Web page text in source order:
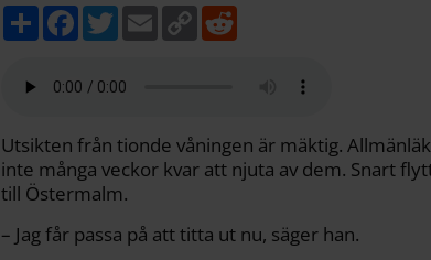
D
e
F
b
k
T
w
t
E
m
C
o
k
Utsikten från tionde våningen är mäktig.
inte många veckor kvar att njuta av dem. Snart
till Östermalm.
– Jag får passa på att titta ut nu, säger han.